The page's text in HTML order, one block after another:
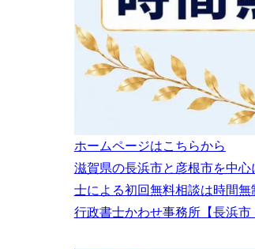
ホームページはこちらから
滋賀県の長浜市と彦根市を中
士による初回無料相談は時間無
行政書士かわせ事務所【長浜市